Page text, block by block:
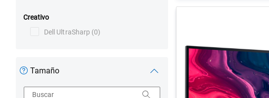
Creativo
Dell UltraSharp (0)
Tamaño
Buscar